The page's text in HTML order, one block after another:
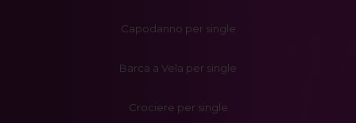
Capodanno per single
Barca a Vela per single
Crociere per single